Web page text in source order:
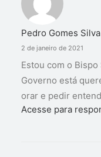
Pedro Gomes Silva
2 de janeiro de 2021
Estou com o
Governo está
orar e pedir
Acesse para